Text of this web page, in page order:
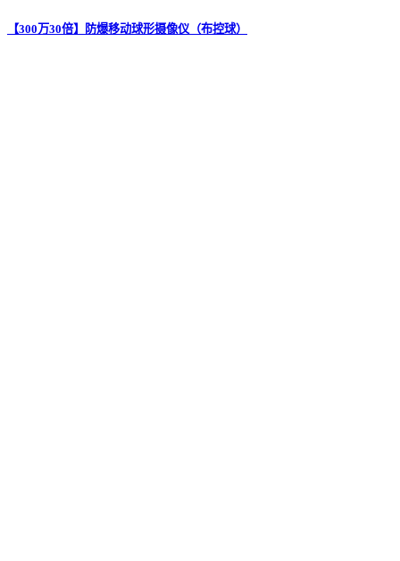
【300万30倍】防爆移动球形摄像仪（布控球）